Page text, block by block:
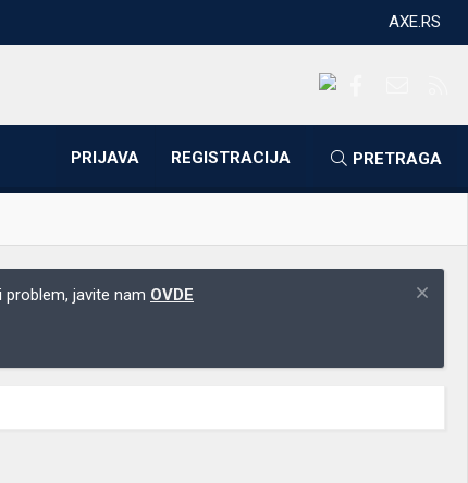
AXE.RS
PRIJAVA REGISTRACIJA PRETRAGA
javite nam OVDE